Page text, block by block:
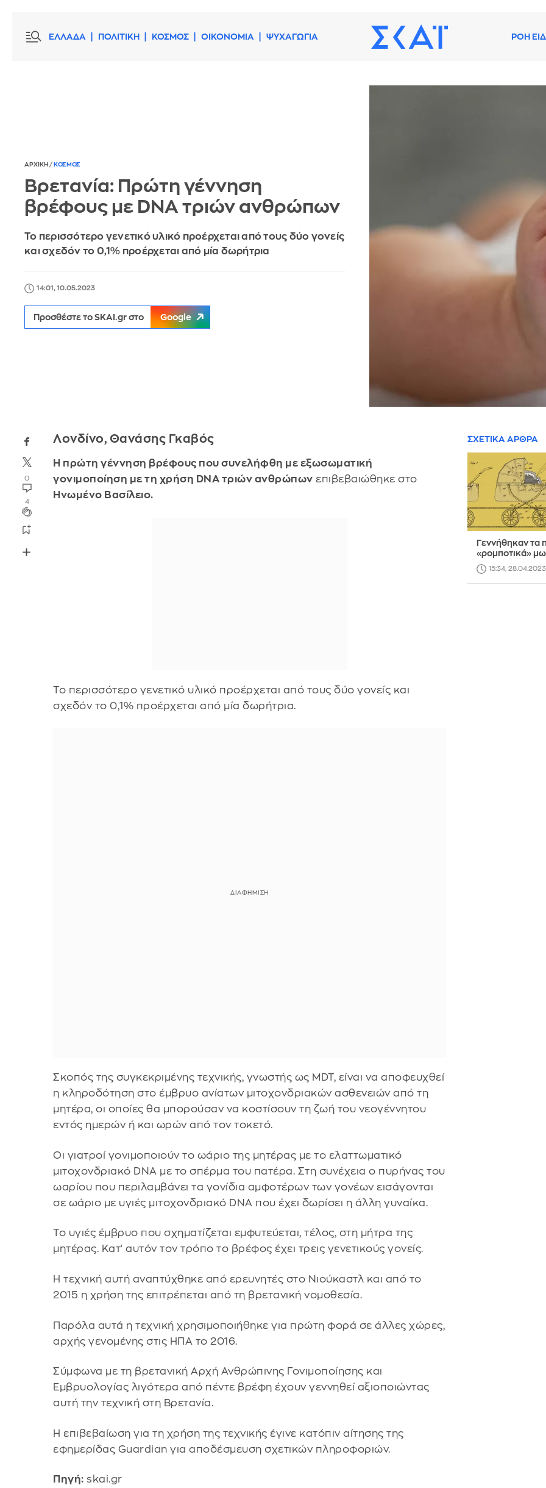
ΕΛΛΑΔΑ ΠΟΛΙΤΙΚΗ ΚΟΣΜΟΣ ΟΙΚΟΝΟΜΙΑ ΨΥΧΑΓΩΓΙΑ ΡΟΗ
ΑΡΧΙΚΗ / ΚΟΣΜΟΣ
Βρετανία: Πρώτη γέννηση
βρέφους με DNA τριών ανθρώπων
Το περισσότερο γενετικό υλικό προέρχεται από τους δύο γονείς
και σχεδόν το 0,1% προέρχεται από μία δωρήτρια
14:01, 10.05.2023
Προσθέστε το SKAI.gr στο Google
0
4
Λονδίνο, Θανάσης Γκαβός
Η πρώτη γέννηση βρέφους που συνελήφθη με εξωσωματική
γονιμοποίηση με τη χρήση DNA τριών ανθρώπων επιβεβαιώθηκε στο
Ηνωμένο Βασίλειο.
Το περισσότερο γενετικό υλικό προέρχεται από τους δύο γονείς και
σχεδόν το 0,1% προέρχεται από μία δωρήτρια.
Σκοπός της συγκεκριμένης τεχνικής, γνωστής ως MDT, είναι να αποφευχθεί
η κληροδότηση στο έμβρυο ανίατων μιτοχονδριακών ασθενειών από τη
μητέρα, οι οποίες θα μπορούσαν να κοστίσουν τη ζωή του νεογέννητου
εντός ημερών ή και ωρών από τον τοκετό.
Οι γιατροί γονιμοποιούν το ωάριο της μητέρας με το ελαττωματικό
μιτοχονδριακό DNA με το σπέρμα του πατέρα. Στη συνέχεια ο πυρήνας του
ωαρίου που περιλαμβάνει τα γονίδια αμφοτέρων των γονέων εισάγονται
σε ωάριο με υγιές μιτοχονδριακό DNA που έχει δωρίσει η άλλη γυναίκα.
Το υγιές έμβρυο που σχηματίζεται εμφυτεύεται, τέλος, στη μήτρα της
μητέρας. Κατ' αυτόν τον τρόπο το βρέφος έχει τρεις γενετικούς γονείς.
Η τεχνική αυτή αναπτύχθηκε από ερευνητές στο Νιούκαστλ και από το
2015 η χρήση της επιτρέπεται από τη βρετανική νομοθεσία.
Παρόλα αυτά η τεχνική χρησιμοποιήθηκε για πρώτη φορά σε άλλες χώρες,
αρχής γενομένης στις ΗΠΑ το 2016.
Σύμφωνα με τη βρετανική Αρχή Ανθρώπινης Γονιμοποίησης και
Εμβρυολογίας λιγότερα από πέντε βρέφη έχουν γεννηθεί αξιοποιώντας
αυτή την τεχνική στη Βρετανία.
Η επιβεβαίωση για τη χρήση της τεχνικής έγινε κατόπιν αίτησης της
εφημερίδας Guardian για αποδέσμευση σχετικών πληροφοριών.
Πηγή: skai.gr
ΣΧΕΤΙΚΑ ΑΡΘΡΑ
Γεννήθηκαν τα
«ρομποτικά»
15:34, 28.04.2023